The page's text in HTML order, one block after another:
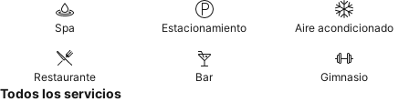
Spa Estacionamiento Aire acondicionado
Restaurante Bar Gimnasio
Todos los servicios